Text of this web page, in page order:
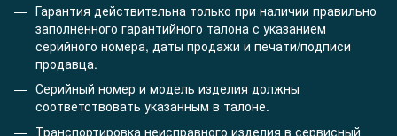
Гарантия действительна только при наличии правильно
заполненного гарантийного талона с указанием
серийного номера, даты продажи и печати/подписи
продавца.
Серийный номер и модель изделия должны
соответствовать указанным в талоне.
Транспортировка неисправного изделия в сервисный